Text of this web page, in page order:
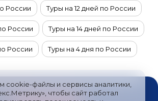
cookie-файлы и сервисы аналитики,
чтобы сайт работал
России Туры на 12 дней по России
России Туры на 14 дней по России
России Туры на 4 дня по России
Туры на 5 дней по России
России Туры на 8 дней по России